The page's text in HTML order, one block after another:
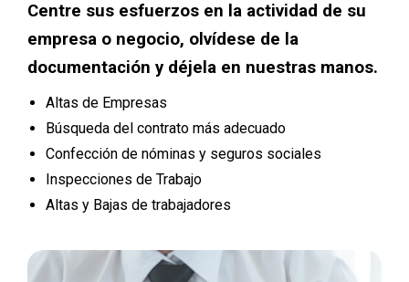
Centre sus esfuerzos en la actividad de su
empresa o negocio, olvídese de la
documentación y déjela en nuestras manos.
Altas de Empresas
Búsqueda del contrato más adecuado
Confección de nóminas y seguros sociales
Inspecciones de Trabajo
Altas y Bajas de trabajadores